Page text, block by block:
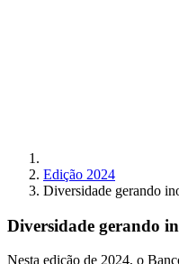
Edição 2024
Diversidade gerando
Diversidade gerando
Nesta edição de 2024, o